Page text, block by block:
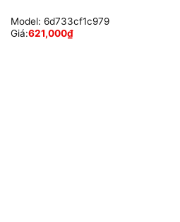
Model: 6d733cf1c979
Giá:621,000₫